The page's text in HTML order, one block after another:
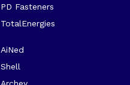
PD Fasteners
TotalEnergies
AiNed
Shell